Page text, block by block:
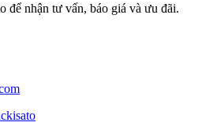
để nhận tư vấn, báo giá và ưu đãi.